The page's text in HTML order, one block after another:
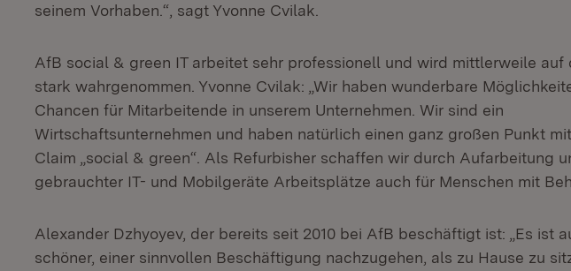
seinem Vorhaben.“, sagt Yvonne Cvilak.
AfB social & green IT arbeitet sehr professionell und wird mittlerweile auf
stark wahrgenommen. Yvonne Cvilak: „Wir haben wunderbare
Chancen für Mitarbeitende in unserem Unternehmen. Wir sind ein
Wirtschaftsunternehmen und haben natürlich einen ganz großen Punkt
Claim „social & green“. Als Refurbisher schaffen wir durch Aufarbeitung
gebrauchter IT- und Mobilgeräte Arbeitsplätze auch für Menschen mit
Alexander Dzhyoyev, der bereits seit 2010 bei AfB beschäftigt ist: „Es ist
schöner, einer sinnvollen Beschäftigung nachzugehen, als zu Hause zu